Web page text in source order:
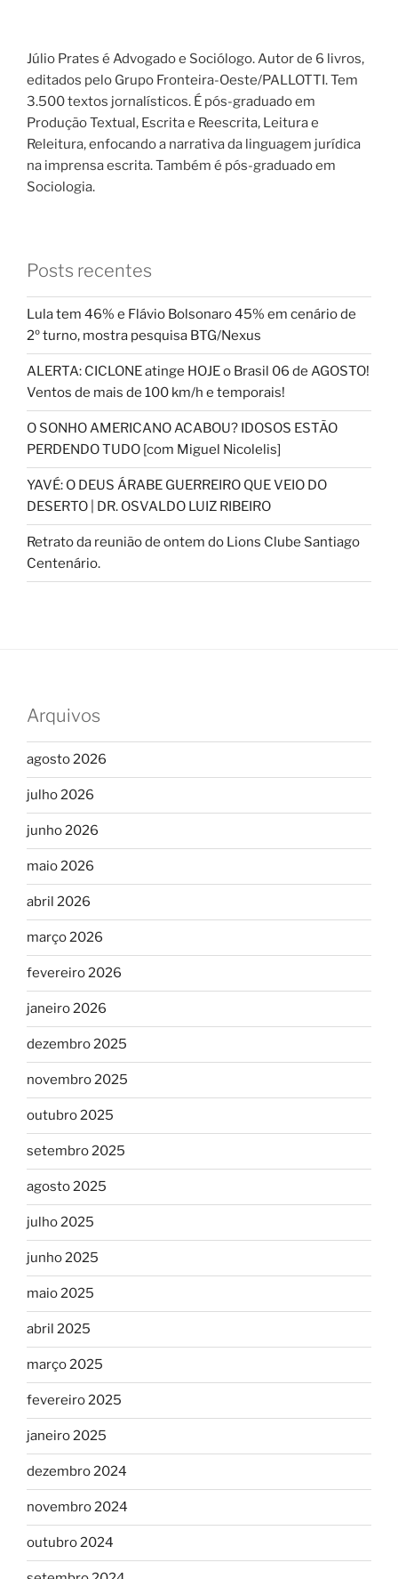
Júlio Prates é Advogado e Sociólogo. Autor de 6 livros,
editados pelo Grupo Fronteira-Oeste/PALLOTTI. Tem
3.500 textos jornalísticos. É pós-graduado em
Produção Textual, Escrita e Reescrita, Leitura e
Releitura, enfocando a narrativa da linguagem jurídica
na imprensa escrita. Também é pós-graduado em
Sociologia.
Posts recentes
Lula tem 46% e Flávio Bolsonaro 45% em cenário de
2º turno, mostra pesquisa BTG/Nexus
ALERTA: CICLONE atinge HOJE o Brasil 06 de AGOSTO!
Ventos de mais de 100 km/h e temporais!
O SONHO AMERICANO ACABOU? IDOSOS ESTÃO
PERDENDO TUDO [com Miguel Nicolelis]
YAVÉ: O DEUS ÁRABE GUERREIRO QUE VEIO DO
DESERTO | DR. OSVALDO LUIZ RIBEIRO
Retrato da reunião de ontem do Lions Clube Santiago
Centenário.
Arquivos
agosto 2026
julho 2026
junho 2026
maio 2026
abril 2026
março 2026
fevereiro 2026
janeiro 2026
dezembro 2025
novembro 2025
outubro 2025
setembro 2025
agosto 2025
julho 2025
junho 2025
maio 2025
abril 2025
março 2025
fevereiro 2025
janeiro 2025
dezembro 2024
novembro 2024
outubro 2024